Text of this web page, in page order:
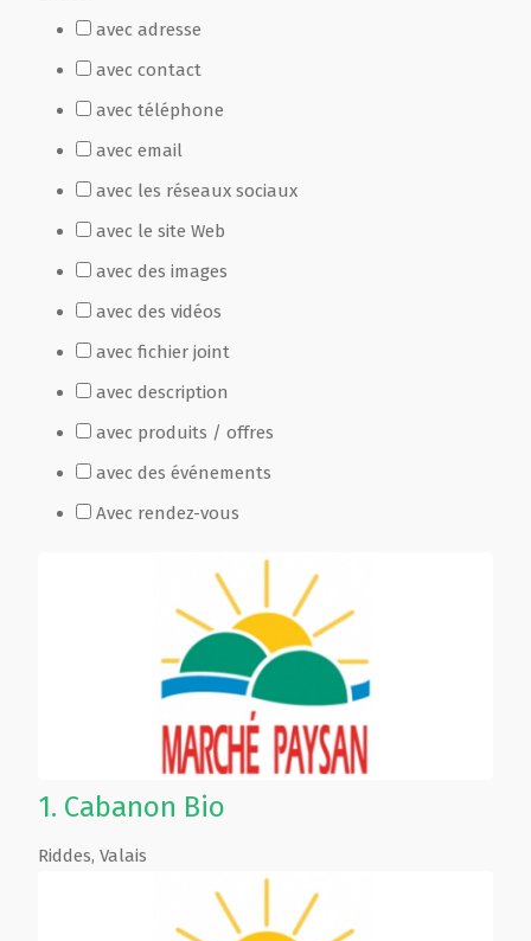
avec adresse
avec contact
avec téléphone
avec email
avec les réseaux sociaux
avec le site Web
avec des images
avec des vidéos
avec fichier joint
avec description
avec produits / offres
avec des événements
Avec rendez-vous
1. Cabanon Bio
Riddes, Valais
Fête Marché Paysan
Partenaires